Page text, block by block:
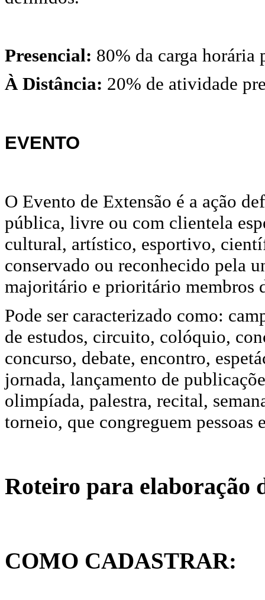
Presencial: 80% da carga horária
À Distância: 20% de atividade
EVENTO
O Evento de Extensão é a ação
pública, livre ou com clientela
cultural, artístico, esportivo,
conservado ou reconhecido pela
majoritário e prioritário membros
Pode ser caracterizado como:
de estudos, circuito, colóquio,
concurso, debate, encontro,
jornada, lançamento de
olimpíada, palestra, recital,
torneio, que congreguem
Roteiro para elaboração
COMO CADASTRAR: